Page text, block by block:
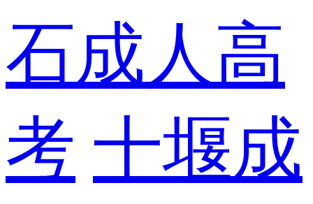
石成人高
考 十堰成